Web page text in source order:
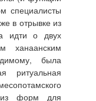
специалисты
в отрывке из
идти о двух
ханаанским
была
ритуальная
из форм для